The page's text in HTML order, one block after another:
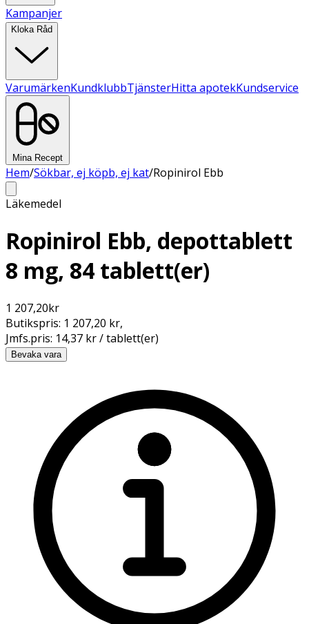
Kampanjer
Kloka Råd
VarumärkenKundklubbTjänsterHitta apotekKundservice
Mina Recept
Hem/Sökbar, ej köpb, ej kat/Ropinirol Ebb
Läkemedel
Ropinirol Ebb, depottablett
8 mg, 84 tablett(er)
1 207,20kr
Butikspris: 1 207,20 kr,
Jmfs.pris: 14,37 kr / tablett(er)
Bevaka vara